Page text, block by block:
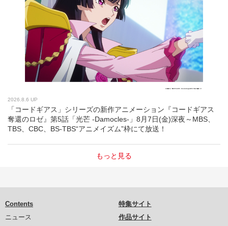
2026.8.6 UP
「コードギアス」シリーズの新作アニメーション『コードギアス
奪還のロゼ』第5話「光芒 -Damocles-」8月7日(金)深夜～MBS、
TBS、CBC、BS-TBS“アニメイズム”枠にて放送！
もっと見る
Contents
ニュース
特集サイト
作品サイト